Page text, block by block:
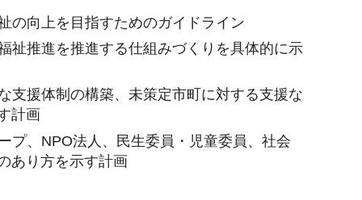
の向上を目指すためのガイドライン
祉推進を推進する仕組みづくりを具体的に示
支援体制の構築、未策定市町に対する支援な
計画
プ、NPO法人、民生委員・児童委員、社会
あり方を示す計画